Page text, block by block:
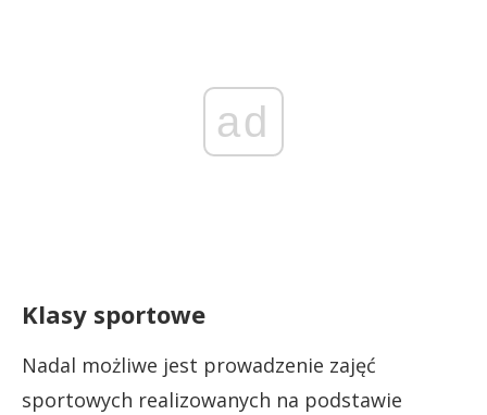
ad
Klasy sportowe
Nadal możliwe jest prowadzenie zajęć
sportowych realizowanych na podstawie